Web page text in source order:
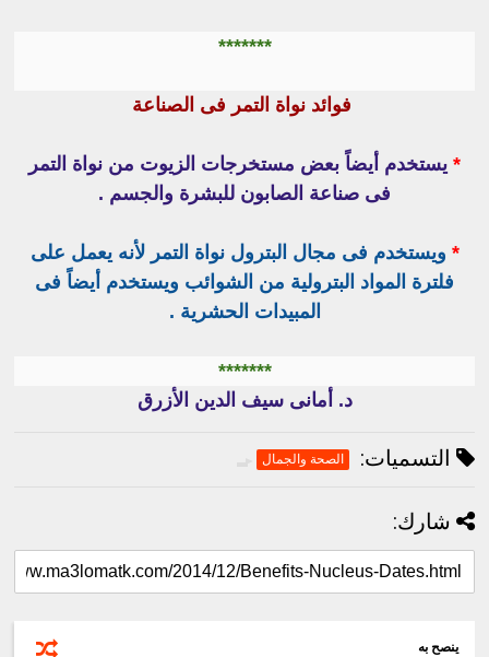
*******
فوائد نواة التمر فى الصناعة
* يستخدم أيضاً بعض مستخرجات الزيوت من نواة التمر
فى صناعة الصابون للبشرة والجسم .
* ويستخدم فى مجال البترول نواة التمر لأنه يعمل على
فلترة المواد البترولية من الشوائب ويستخدم أيضاً فى
المبيدات الحشرية .
*******
د. أمانى سيف الدين الأزرق
التسميات: الصحة والجمال
شارك:
ينصح به